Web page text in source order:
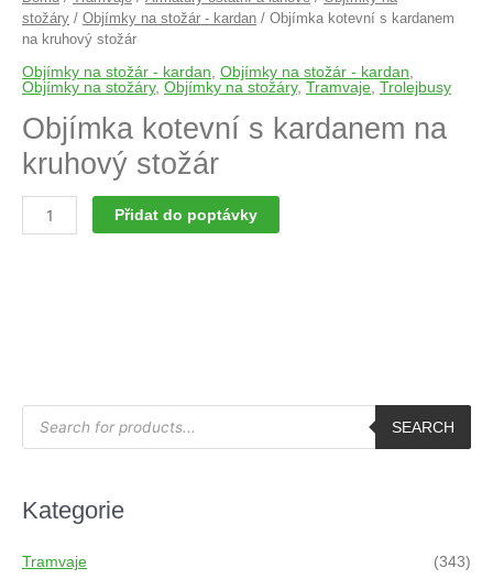
stožáry / Objímky na stožár - kardan / Objímka kotevní s kardanem
na kruhový stožár
Objímky na stožár - kardan Objímky na stožár - kardan
Objímky na stožáry, Objímky na stožáry, Tramvaje Trolejbusy
Objímka kotevní s kardanem na
kruhový stožár
Přidat do poptávky
P
d
s
a
r
SEARCH
Kategorie
Tramvaje
(343)